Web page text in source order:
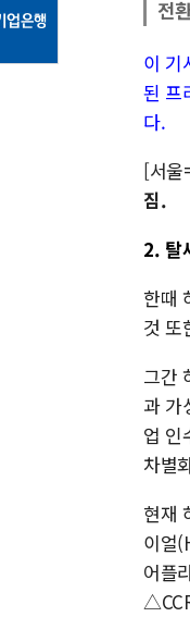
전
이 기
된 프
다.
[서울
짐.
2. 탈
한때
것 또
그간
과 가
업 인
차별
현재
이얼
어플